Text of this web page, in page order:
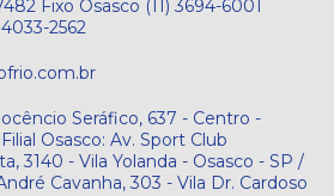
Fixo Osasco (11) 3694-6001
2562
Seráfico, 637 - Centro -
Osasco: Av. Sport Club
3140 - Vila Yolanda - Osasco - SP /
Cavanha, 303 - Vila Dr. Cardoso